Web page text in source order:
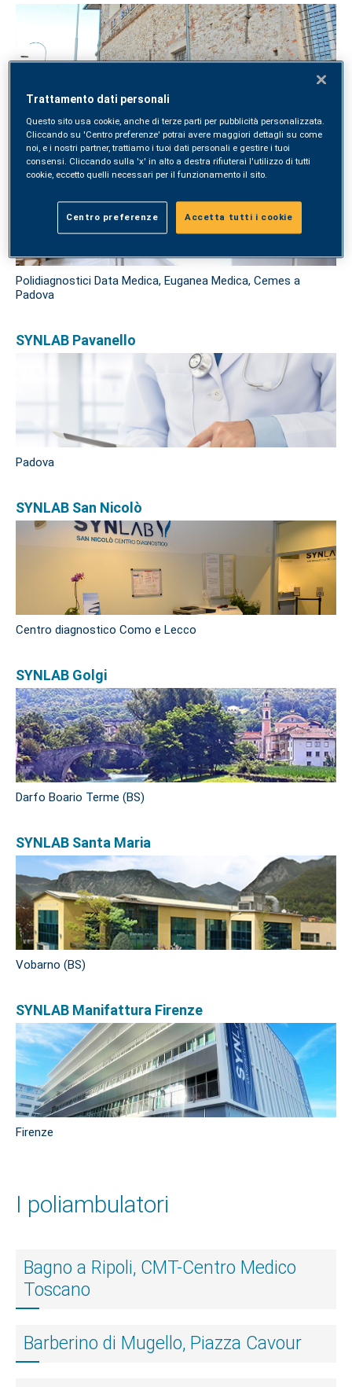
SYNLAB Data Medica
Polidiagnostici Data Medica, Euganea Medica, Cemes a
Padova
SYNLAB Pavanello
Padova
SYNLAB San Nicolò
Centro diagnostico Como e Lecco
SYNLAB Golgi
Darfo Boario Terme (BS)
SYNLAB Santa Maria
Vobarno (BS)
SYNLAB Manifattura Firenze
Firenze
I poliambulatori
Bagno a Ripoli, CMT-Centro Medico
Toscano
Barberino di Mugello, Piazza Cavour
Trattamento dati personali
Questo sito usa cookie, anche di terze parti per pubblicità personalizzata.
Cliccando su 'Centro preferenze' potrai avere maggiori dettagli su come
noi, e i nostri partner, trattiamo i tuoi dati personali e gestire i tuoi
consensi. Cliccando sulla 'x' in alto a destra rifiuterai l'utilizzo di tutti
cookie, eccetto quelli necessari per il funzionamento il sito.
Centro preferenze Accetta tutti i cookie